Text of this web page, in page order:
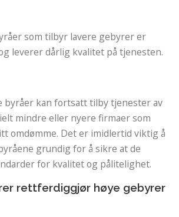
som tilbyr lavere gebyrer er
leverer dårlig kvalitet på tjenesten.
byråer kan fortsatt tilby tjenester av
mindre eller nyere firmaer som
omdømme. Det er imidlertid viktig å
grundig for å sikre at de
for kvalitet og pålitelighet.
rettferdiggjør høye gebyrer